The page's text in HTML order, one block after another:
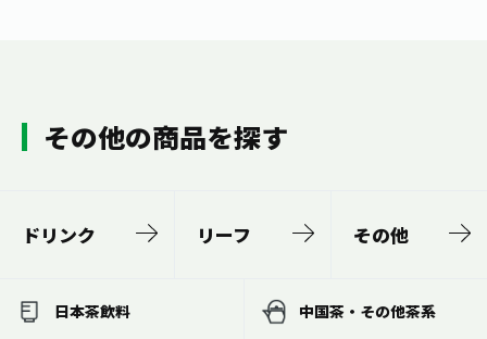
その他の商品を探す
ドリンク リーフ その他
日本茶飲料 中国茶・その他茶系